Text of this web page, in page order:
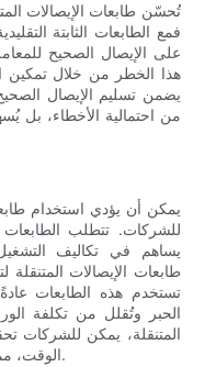
تُحسّن طابعات الإيصالات
فمع الطابعات الثابتة
على الإيصال الصحيح
هذا الخطر من خلال تمكين
يضمن تسليم الإيصال
من احتمالية الأخطاء، بل
يمكن أن يؤدي استخدام
للشركات. تتطلب الطابعات
يساهم في تكاليف
طابعات الإيصالات المتنقلة
تستخدم هذه الطابعات
الحبر وتُقلل من تكلفة
المتنقلة، يمكن للشركات
الوقت، مما يجعلها استثمارًا ذكيًا لتبسيط عملية الدفع.